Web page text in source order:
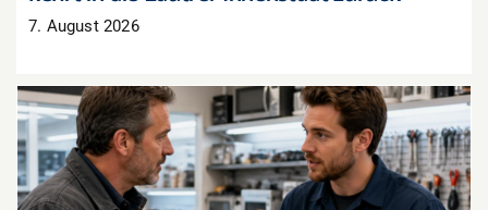
7. August 2026